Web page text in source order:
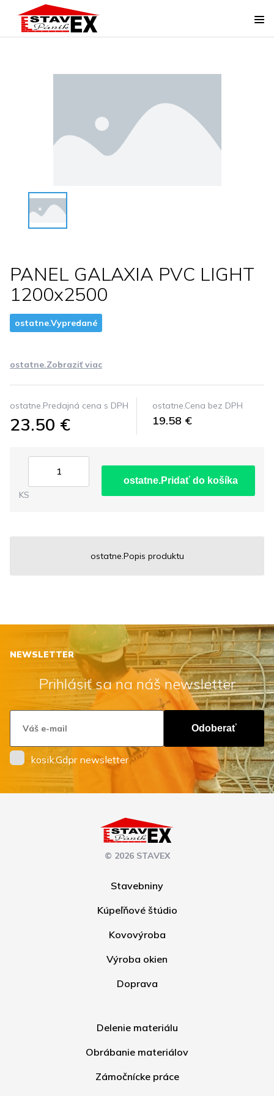
PANEL GALAXIA PVC LIGHT
1200x2500
ostatne.Vypredané
ostatne.Zobraziť viac
ostatne.Predajná cena s DPH
23.50 €
ostatne.Cena bez DPH
19.58 €
KS
ostatne.Pridať do košíka
ostatne.Popis produktu
NEWSLETTER
Prihlásiť sa na náš newsletter
Odoberať
kosik.Gdpr newsletter
© 2026 STAVEX
Stavebniny
Kúpeľňové štúdio
Kovovýroba
Výroba okien
Doprava
Delenie materiálu
Obrábanie materiálov
Zámočnícke práce